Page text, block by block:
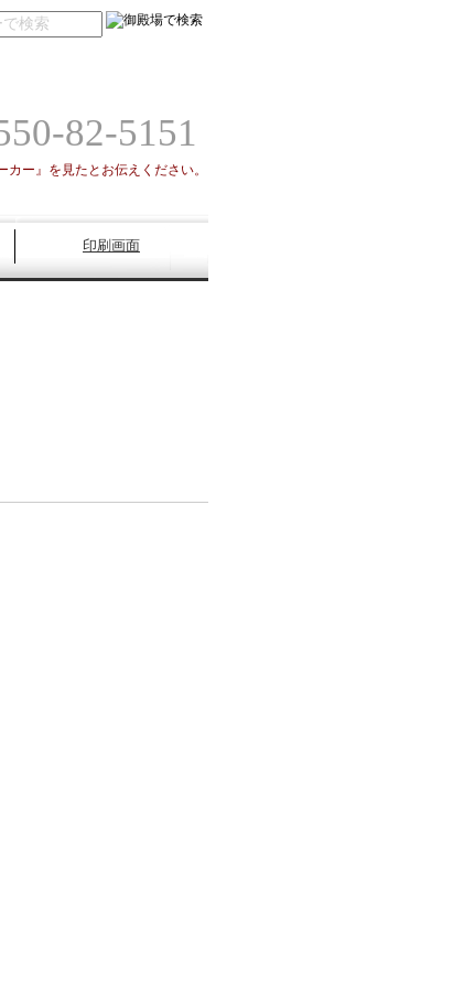
82-5151
ー』を見たとお伝えください。
印刷画面